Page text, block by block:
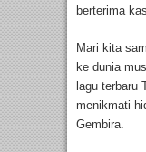
berterima
Mari kita
ke dunia
lagu terbaru
menikmati
Gembira.